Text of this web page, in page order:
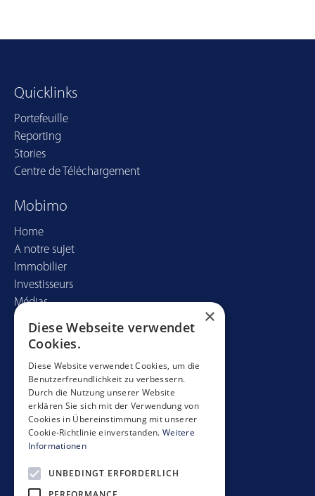
Quicklinks
Portefeuille
Reporting
Stories
Centre de Téléchargement
Mobimo
Home
A notre sujet
Immobilier
Investisseurs
Médias
Contact
Mobimo Management AG
Seestrasse 59
CH-8700 Küsnacht
+41 44 397 11 11
info@mobimo.ch
S'abonner à la newsletter
×
Diese Webseite verwendet
Cookies.
Diese Website verwendet Cookies, um die
Benutzerfreundlichkeit zu verbessern.
Durch die Nutzung unserer Website
erklären Sie sich mit der Verwendung von
Cookies in Übereinstimmung mit unserer
Cookie-Richtlinie einverstanden. Weitere
Informationen
UNBEDINGT ERFORDERLICH